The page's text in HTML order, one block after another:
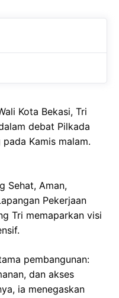
a
A
p
p
e
a
m
Kota Bekasi, Tri
debat Pilkada
Kamis malam.
Sehat, Aman,
Pekerjaan
Tri memaparkan visi
pembangunan:
dan akses
ia menegaskan